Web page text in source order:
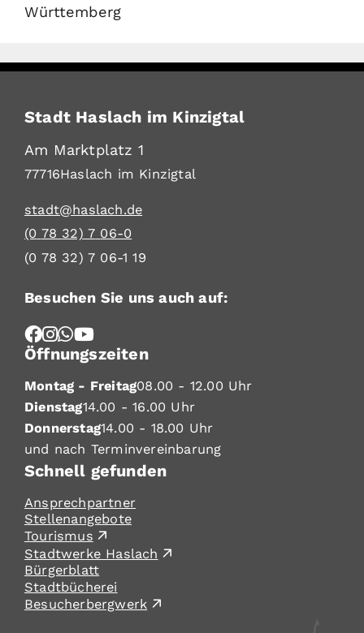
Württemberg
Stadt Haslach im Kinzigtal
Am Marktplatz 1
77716Haslach im Kinzigtal
stadt@haslach.de
(0 78 32) 7 06-0
(0 78 32) 7 06-1 19
Besuchen Sie uns auch auf:
Öffnungszeiten
Montag - Freitag08.00 - 12.00 Uhr
Dienstag14.00 - 16.00 Uhr
Donnerstag14.00 - 18.00 Uhr
und nach Terminvereinbarung
Schnell gefunden
Ansprechpartner
Stellenangebote
Tourismus
Stadtwerke Haslach
Bürgerblatt
Stadtbücherei
Besucherbergwerk